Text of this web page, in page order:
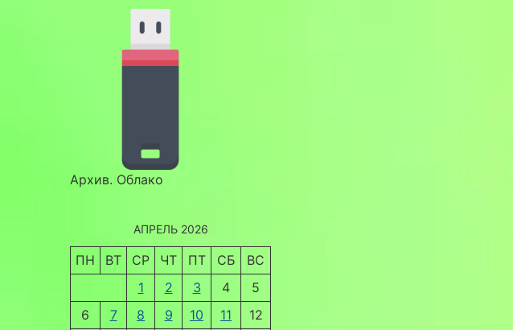
Архив. Облако
АПРЕЛЬ 2026
ПН ВТ СР ЧТ ПТ СБ
ВС
1
2 3 4
5
6
7 8 9 10 11
12